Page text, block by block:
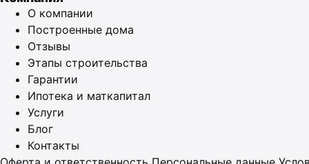
О компании
Построенные дома
Отзывы
Этапы строительства
Гарантии
Ипотека и маткапитал
Услуги
Блог
Контакты